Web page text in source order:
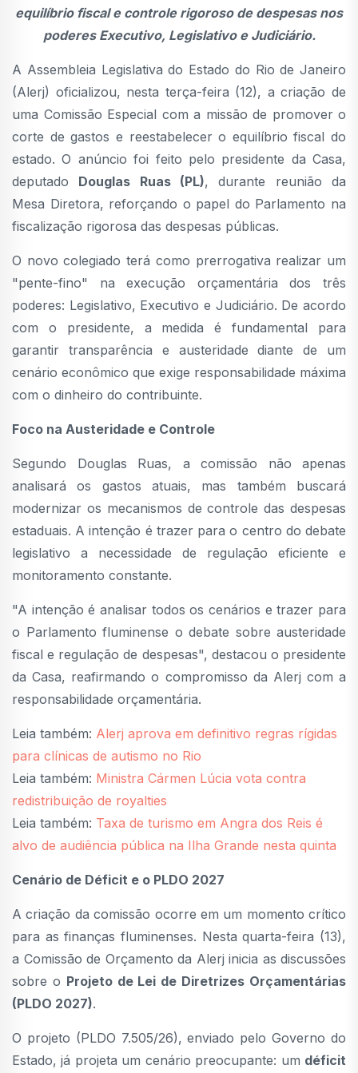
equilíbrio fiscal e controle rigoroso de despesas nos
poderes Executivo, Legislativo e Judiciário.
A Assembleia Legislativa do Estado do Rio de Janeiro
(Alerj) oficializou, nesta terça-feira (12), a criação de
uma Comissão Especial com a missão de promover o
corte de gastos e reestabelecer o equilíbrio fiscal do
estado. O anúncio foi feito pelo presidente da Casa,
deputado Douglas Ruas (PL), durante reunião da
Mesa Diretora, reforçando o papel do Parlamento na
fiscalização rigorosa das despesas públicas.
O novo colegiado terá como prerrogativa realizar um
"pente-fino" na execução orçamentária dos três
poderes: Legislativo, Executivo e Judiciário. De acordo
com o presidente, a medida é fundamental para
garantir transparência e austeridade diante de um
cenário econômico que exige responsabilidade máxima
com o dinheiro do contribuinte.
Foco na Austeridade e Controle
Segundo Douglas Ruas, a comissão não apenas
analisará os gastos atuais, mas também buscará
modernizar os mecanismos de controle das despesas
estaduais. A intenção é trazer para o centro do debate
legislativo a necessidade de regulação eficiente e
monitoramento constante.
"A intenção é analisar todos os cenários e trazer para
o Parlamento fluminense o debate sobre austeridade
fiscal e regulação de despesas", destacou o presidente
da Casa, reafirmando o compromisso da Alerj com a
responsabilidade orçamentária.
Leia também: Alerj aprova em definitivo regras rígidas
para clínicas de autismo no Rio
Leia também: Ministra Cármen Lúcia vota contra
redistribuição de royalties
Leia também: Taxa de turismo em Angra dos Reis é
alvo de audiência pública na Ilha Grande nesta quinta
Cenário de Déficit e o PLDO 2027
A criação da comissão ocorre em um momento crítico
para as finanças fluminenses. Nesta quarta-feira (13),
a Comissão de Orçamento da Alerj inicia as discussões
sobre o Projeto de Lei de Diretrizes Orçamentárias
(PLDO 2027).
O projeto (PLDO 7.505/26), enviado pelo Governo do
Estado, já projeta um cenário preocupante: um déficit